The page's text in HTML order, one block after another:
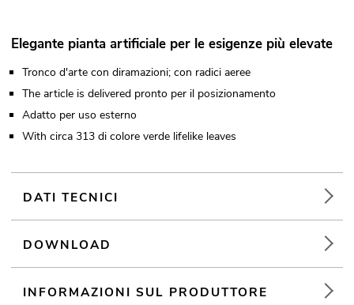
Elegante pianta artificiale per le esigenze più elevate
Tronco d'arte con diramazioni; con radici aeree
The article is delivered pronto per il posizionamento
Adatto per uso esterno
With circa 313 di colore verde lifelike leaves
DATI TECNICI
DOWNLOAD
INFORMAZIONI SUL PRODUTTORE